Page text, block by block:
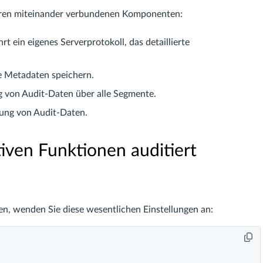
miteinander verbundenen Komponenten:
ein eigenes Serverprotokoll, das detaillierte
Metadaten speichern.
von Audit-Daten über alle Segmente.
von Audit-Daten.
Funktionen auditiert
wenden Sie diese wesentlichen Einstellungen an: